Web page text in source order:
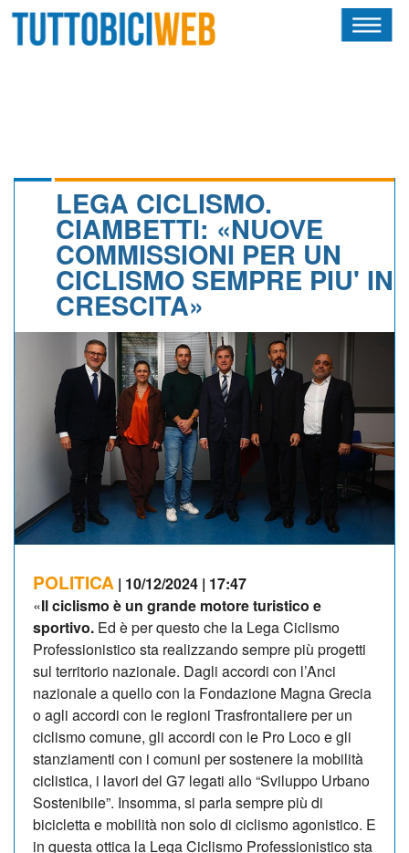
CALENDARIO
ALBI D'ORO
NEWSLETTER
LEGA CICLISMO.
CIAMBETTI: «NUOVE
COMMISSIONI PER UN
CICLISMO SEMPRE PIU' IN
CRESCITA»
POLITICA | 10/12/2024 | 17:47
«Il ciclismo è un grande motore turistico e
sportivo. Ed è per questo che la Lega Ciclismo
Professionistico sta realizzando sempre più progetti
sul territorio nazionale. Dagli accordi con l’Anci
nazionale a quello con la Fondazione Magna Grecia
o agli accordi con le regioni Trasfrontaliere per un
ciclismo comune, gli accordi con le Pro Loco e gli
stanziamenti con i comuni per sostenere la mobilità
ciclistica, i lavori del G7 legati allo “Sviluppo Urbano
Sostenibile”. Insomma, si parla sempre più di
bicicletta e mobilità non solo di ciclismo agonistico. E
in questa ottica la Lega Ciclismo Professionistico sta